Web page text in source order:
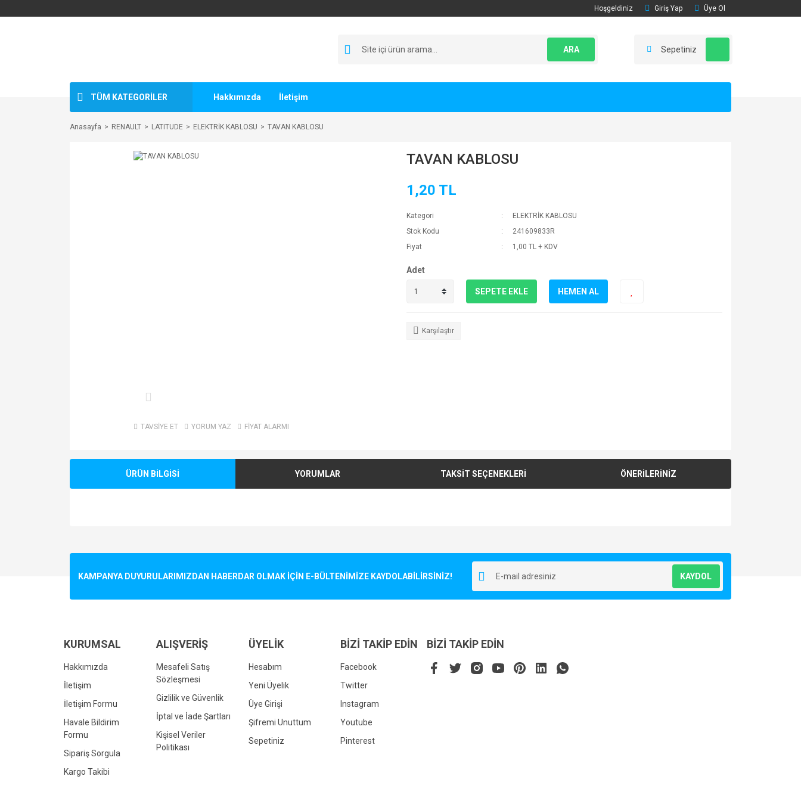
Hoşgeldiniz Giriş Yap Üye Ol
ARA Sepetiniz
TÜM KATEGORİLER Hakkımızda İletişim
Anasayfa RENAULT LATITUDE ELEKTRİK KABLOSU TAVAN KABLOSU
TAVSİYE ET YORUM YAZ FİYAT ALARMI
TAVAN KABLOSU
1,20 TL
Kategori
ELEKTRİK KABLOSU
Stok Kodu
241609833R
Fiyat
1,00 TL + KDV
Adet
SEPETE EKLE HEMEN AL
Karşılaştır
ÜRÜN BİLGİSİ YORUMLAR TAKSİT SEÇENEKLERİ ÖNERİLERİNİZ
Ürün resmi kalitesiz, bozuk veya görüntülenemiyor.
Bu ürüne benzer farklı alternatifler olmalı.
KAMPANYA DUYURULARIMIZDAN HABERDAR OLMAK İÇİN E-BÜLTENİMİZE KAYDOLABİLİRSİNİZ! KAYDOL
KURUMSAL
Hakkımızda
İletişim
İletişim Formu
Havale Bildirim
Formu
Sipariş Sorgula
Kargo Takibi
ALIŞVERİŞ
Mesafeli Satış
Sözleşmesi
Gizlilik ve Güvenlik
İptal ve İade Şartları
Kişisel Veriler
Politikası
ÜYELİK
Hesabım
Yeni Üyelik
Üye Girişi
Şifremi Unuttum
Sepetiniz
BİZİ TAKİP EDİN
Facebook
Twitter
Instagram
Youtube
Pinterest
BİZİ TAKİP EDİN